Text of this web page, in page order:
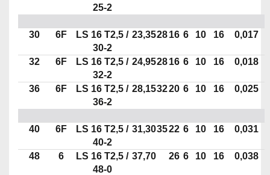
25-2
30 6F
LS 16 T2,5 /
30-2
23,352816 6 10 16 0,017
32 6F
LS 16 T2,5 /
32-2
24,952816 6 10 16 0,018
36 6F
LS 16 T2,5 /
36-2
28,153220 6 10 16 0,025
40 6F
LS 16 T2,5 /
40-2
31,303522 6 10 16 0,031
48 6
LS 16 T2,5 /
48-0
37,70 26 6 10 16 0,038